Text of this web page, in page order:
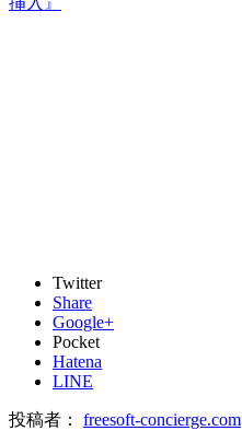
Twitter
Share
Google+
Pocket
Hatena
LINE
投稿者： freesoft-concierge.com